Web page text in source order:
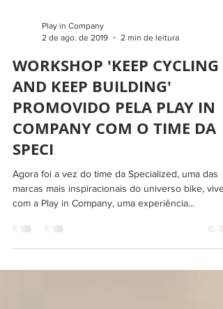
Play in Company
2 de ago. de 2019
2 min de leitura
WORKSHOP 'KEEP CYCLING
AND KEEP BUILDING'
PROMOVIDO PELA PLAY IN
COMPANY COM O TIME DA
SPECI
Agora foi a vez do time da Specialized, uma das